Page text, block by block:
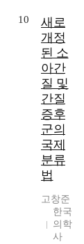
10
새로
개정
된 소
아간
질 및
간질
증후
군의
국제
분류
법
고창준
한국
의학
사